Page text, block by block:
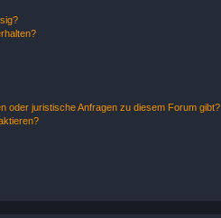
oder juristische Anfragen zu diesem Forum gibt?